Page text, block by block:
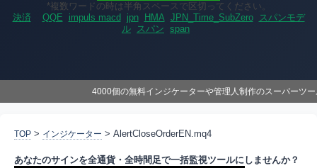
*複数ワードの時は半角スペースで区切ってください。
決済
QQE impuls macd jpn HMA JPN_Time_SubZero
スパンモデ
ル スパン span
4000個の無料インジケーターや管理人制作のスーパーツ
TOP > インジケーター > AlertCloseOrderEN.mq4
あなたのサインを全通貨・全時間足で一括監視ツールにしませんか？